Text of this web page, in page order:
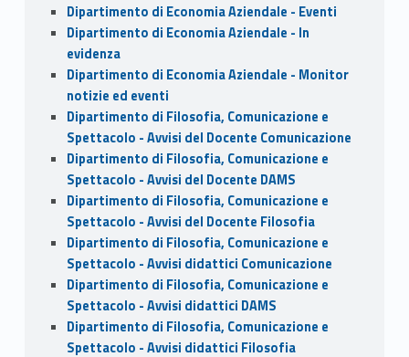
Dipartimento di Economia Aziendale - Eventi
Dipartimento di Economia Aziendale - In
evidenza
Dipartimento di Economia Aziendale - Monitor
notizie ed eventi
Dipartimento di Filosofia, Comunicazione e
Spettacolo - Avvisi del Docente Comunicazione
Dipartimento di Filosofia, Comunicazione e
Spettacolo - Avvisi del Docente DAMS
Dipartimento di Filosofia, Comunicazione e
Spettacolo - Avvisi del Docente Filosofia
Dipartimento di Filosofia, Comunicazione e
Spettacolo - Avvisi didattici Comunicazione
Dipartimento di Filosofia, Comunicazione e
Spettacolo - Avvisi didattici DAMS
Dipartimento di Filosofia, Comunicazione e
Spettacolo - Avvisi didattici Filosofia